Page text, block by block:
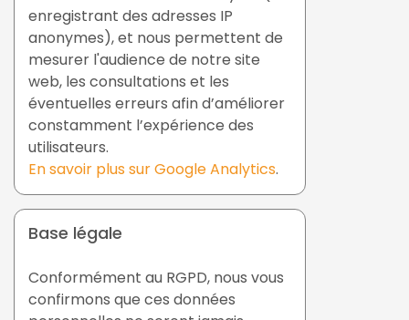
enregistrant des adresses IP
anonymes), et nous permettent de
mesurer l'audience de notre site
web, les consultations et les
éventuelles erreurs afin d’améliorer
constamment l’expérience des
utilisateurs.
En savoir plus sur Google Analytics.
Base légale
Conformément au RGPD, nous vous
confirmons que ces données